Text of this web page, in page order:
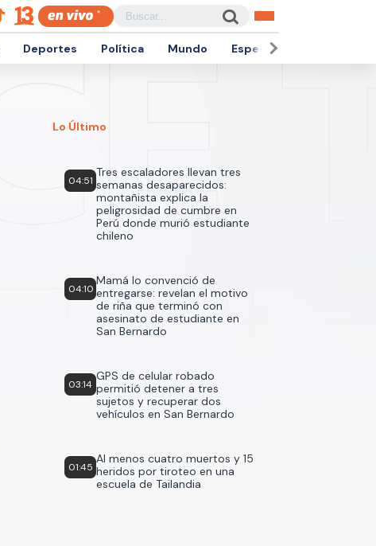
Deportes Política Mundo Espectáculos
Lo Último
04:51
Tres escaladores llevan tres
semanas desaparecidos:
montañista explica la
peligrosidad de cumbre en
Perú donde murió estudiante
chileno
04:10
Mamá lo convenció de
entregarse: revelan el motivo
de riña que terminó con
asesinato de estudiante en
San Bernardo
03:14
GPS de celular robado
permitió detener a tres
sujetos y recuperar dos
vehículos en San Bernardo
01:45
Al menos cuatro muertos y 15
heridos por tiroteo en una
escuela de Tailandia